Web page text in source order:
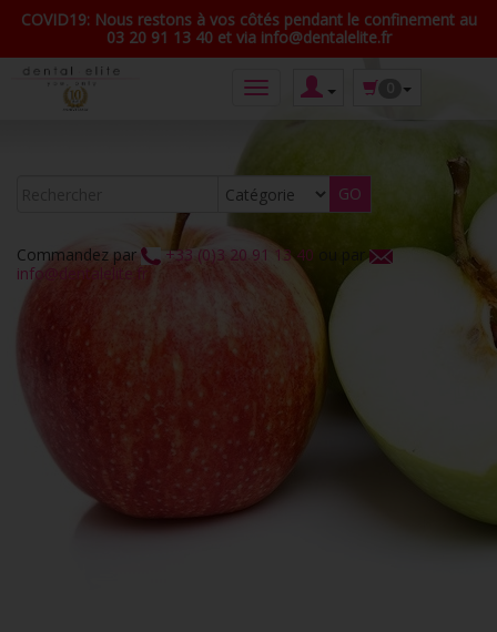
COVID19: Nous restons à vos côtés pendant le confinement au
03 20 91 13 40 et via info@dentalelite.fr
Commandez par +33 (0)3 20 91 13 40 ou par
info@dentalelite.fr